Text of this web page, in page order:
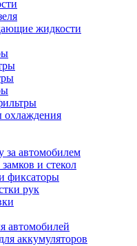
жидкости
охлаждения
за автомобилем
и стекол
фиксаторы
рук
автомобилей
аккумуляторов